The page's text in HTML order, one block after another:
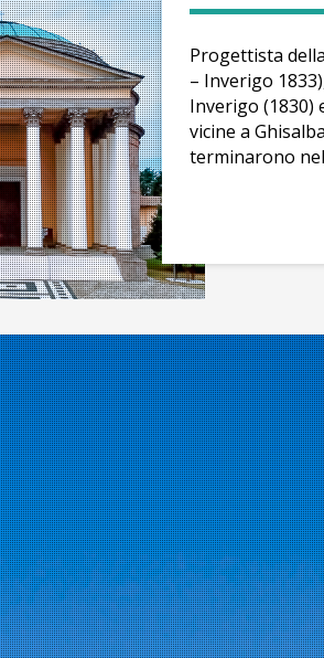
Progettista
– Inverigo
Inverigo (1830)
vicine a
terminarono